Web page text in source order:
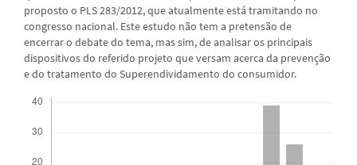
proposto o PLS 283/2012, que atualmente está tramitando no
congresso nacional. Este estudo não tem a pretensão de
encerrar o debate do tema, mas sim, de analisar os principais
dispositivos do referido projeto que versam acerca da prevenção
e do tratamento do Superendividamento do consumidor.